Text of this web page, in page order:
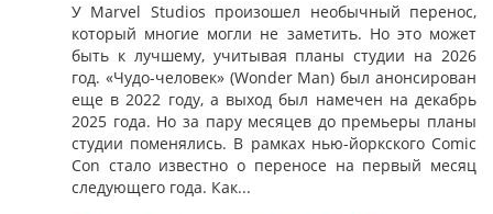
У Marvel Studios произошел необычный перенос,
который многие могли не заметить. Но это может
быть к лучшему, учитывая планы студии на 2026
год. «Чудо-человек» (Wonder Man) был анонсирован
еще в 2022 году, а выход был намечен на декабрь
2025 года. Но за пару месяцев до премьеры планы
студии поменялись. В рамках нью-йоркского Comic
Con стало известно о переносе на первый месяц
следующего года. Как...